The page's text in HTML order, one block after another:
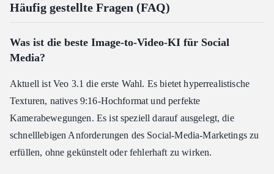
Häufig gestellte Fragen (FAQ)
Was ist die beste Image-to-Video-KI für Social
Media?
Aktuell ist Veo 3.1 die erste Wahl. Es bietet hyperrealistische
Texturen, natives 9:16-Hochformat und perfekte
Kamerabewegungen. Es ist speziell darauf ausgelegt, die
schnelllebigen Anforderungen des Social-Media-Marketings zu
erfüllen, ohne gekünstelt oder fehlerhaft zu wirken.